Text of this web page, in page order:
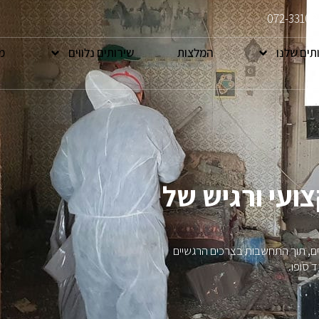
072-
שלנו המלצות שירותים נלווים
ורגיש של
תוך התחשבות בצרכים הרגשיים
סופו.